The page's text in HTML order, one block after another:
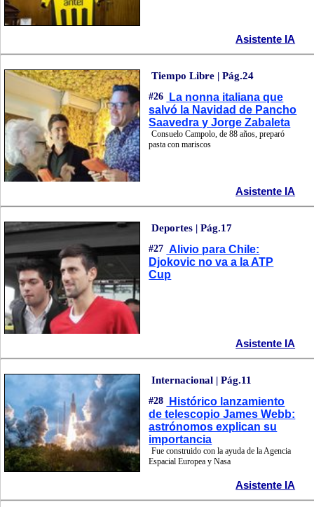
Asistente IA
Tiempo Libre | Pág.24
#26
La nonna italiana que
salvó la Navidad de Pancho
Saavedra y Jorge Zabaleta
Consuelo Campolo, de 88 años, preparó
pasta con mariscos
Asistente IA
Deportes | Pág.17
#27 Alivio para Chile:
Djokovic no va a la ATP
Cup
Asistente IA
Internacional | Pág.11
#28
Histórico lanzamiento
de telescopio James Webb:
astrónomos explican su
importancia
Fue construido con la ayuda de la Agencia
Espacial Europea y Nasa
Asistente IA